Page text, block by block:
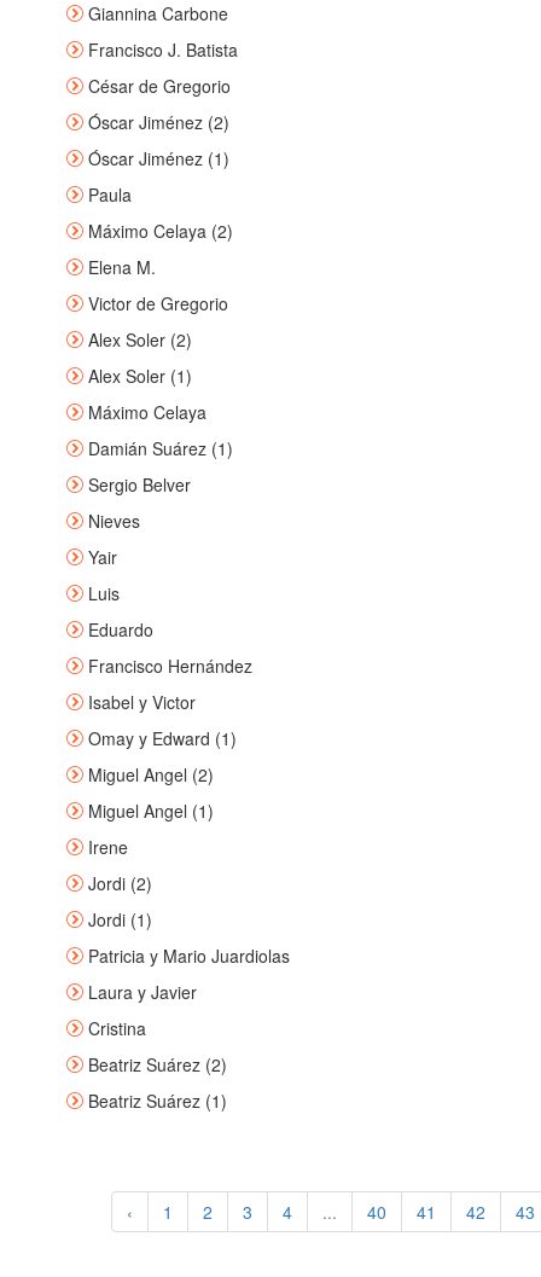
Giannina Carbone
Francisco J. Batista
César de Gregorio
Óscar Jiménez (2)
Óscar Jiménez (1)
Paula
Máximo Celaya (2)
Elena M.
Victor de Gregorio
Alex Soler (2)
Alex Soler (1)
Máximo Celaya
Damián Suárez (1)
Sergio Belver
Nieves
Yair
Luis
Eduardo
Francisco Hernández
Isabel y Victor
Omay y Edward (1)
Miguel Angel (2)
Miguel Angel (1)
Irene
Jordi (2)
Jordi (1)
Patricia y Mario Juardiolas
Laura y Javier
Cristina
Beatriz Suárez (2)
Beatriz Suárez (1)
‹ 1 2 3 4 ... 40 41 42 43